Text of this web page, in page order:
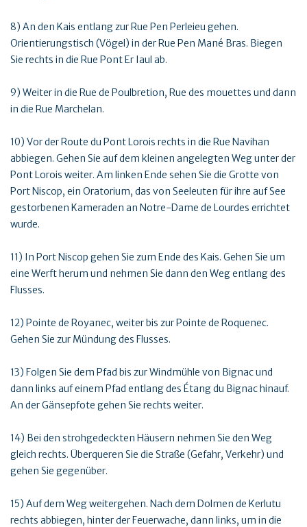
8) An den Kais entlang zur Rue Pen Perleieu gehen.
Orientierungstisch (Vögel) in der Rue Pen Mané Bras. Biegen
Sie rechts in die Rue Pont Er Iaul ab.
9) Weiter in die Rue de Poulbretion, Rue des mouettes und dann
in die Rue Marchelan.
10) Vor der Route du Pont Lorois rechts in die Rue Navihan
abbiegen. Gehen Sie auf dem kleinen angelegten Weg unter der
Pont Lorois weiter. Am linken Ende sehen Sie die Grotte von
Port Niscop, ein Oratorium, das von Seeleuten für ihre auf See
gestorbenen Kameraden an Notre-Dame de Lourdes errichtet
wurde.
11) In Port Niscop gehen Sie zum Ende des Kais. Gehen Sie um
eine Werft herum und nehmen Sie dann den Weg entlang des
Flusses.
12) Pointe de Royanec, weiter bis zur Pointe de Roquenec.
Gehen Sie zur Mündung des Flusses.
13) Folgen Sie dem Pfad bis zur Windmühle von Bignac und
dann links auf einem Pfad entlang des Étang du Bignac hinauf.
An der Gänsepfote gehen Sie rechts weiter.
14) Bei den strohgedeckten Häusern nehmen Sie den Weg
gleich rechts. Überqueren Sie die Straße (Gefahr, Verkehr) und
gehen Sie gegenüber.
15) Auf dem Weg weitergehen. Nach dem Dolmen de Kerlutu
rechts abbiegen, hinter der Feuerwache, dann links, um in die